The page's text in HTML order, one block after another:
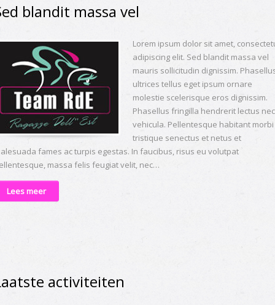
blandit massa vel
Lorem ipsum dolor sit amet,
adipiscing elit. Sed blandit massa vel
mauris sollicitudin dignissim.
ultrices tellus eget ipsum ornare
molestie scelerisque eros dignissim.
Phasellus fringilla hendrerit lectus nec
vehicula. Pellentesque habitant morbi
tristique senectus et netus et
fames ac turpis egestas. In faucibus, risus eu volutpat
massa felis feugiat velit, nec…
Lees meer
activiteiten